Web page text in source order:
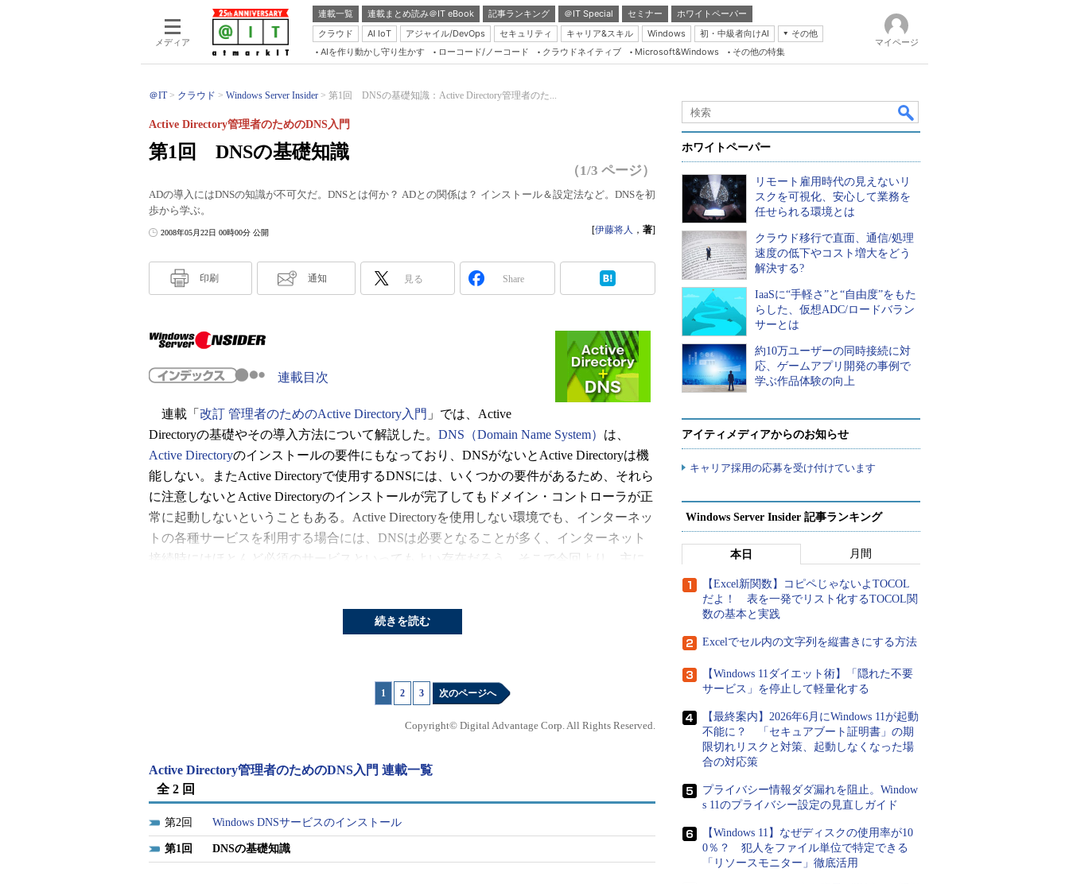
メディア
連載一覧 連載まとめ読み＠IT eBook 記事ランキング ＠IT Special セミナー
ホワイトペーパー
クラウド
AI IoT アジャイル/DevOps セキュリティ キャリア&スキル Windows 初・中級者向けAI
その他
Server & Storage
Database Expert
Master of IP Network
Security & Trust
Test & Tools
ブログ
AIを作り動かし守り生かす ローコード/ノーコード クラウドネイティブ Microsoft&Windows その他の特集
マイページ
＠IT クラウド Windows Server Insider 第1回 DNSの基礎知識：Active Directory管理者のた...
第1回 DNSの基礎知識
Active Directory管理者のためのDNS入門
（1/3 ページ）
ADの導入にはDNSの知識が不可欠だ。DNSとは何か？ ADとの関係は？ インストール＆設定法など。DNSを初
歩から学ぶ。
2008年05月22日 00時00分 公開 [伊藤将人 ， 著]
印刷 通知 見る Share
連載目次
連載「 改訂 管理者のためのActive Directory入門 」では、Active
Directoryの基礎やその導入方法について解説した。 DNS（Domain Name System） は、
Active Directoryのインストールの要件にもなっており、DNSがないとActive Directoryは機
能しない。またActive Directoryで使用するDNSには、いくつかの要件があるため、それら
に注意しないとActive Directoryのインストールが完了してもドメイン・コントローラが正
常に起動しないということもある。Active Directoryを使用しない環境でも、インターネッ
トの各種サービスを利用する場合には、DNSは必要となることが多く、インターネット
接続時にはほとんど必須のサービスといってもよい存在だろう。そこで今回より、主に
第4回 Windows DNSサービスの管理作業
Active Directoryを利用するためにはDNSが必須である。Active Directoryで使用するDNSにはいくつ
かの要件があるため、それらに注意しないとドメイン・コントローラが正常に起動しないというこ
ともある。本連載では、Active Directory環境を構築するために必要な、Windows ServerのDNSの導
である。Active Directory用にいくつかの特殊なゾーンやレコードが定義されていることが確認でき
る。
続きを読む
1 2 3 次のページへ
Copyright© Digital Advantage Corp. All Rights Reserved.
Active Directory管理者のためのDNS入門 連載一覧
全 2 回
2 Windows DNSサービスのインストール
1 DNSの基礎知識
ホワイトペーパー
リモート雇用時代の見えないリ
スクを可視化、安心して業務を
任せられる環境とは
クラウド移行で直面、通信/処理
速度の低下やコスト増大をどう
解決する?
IaaSに“手軽さ”と“自由度”をもた
らした、仮想ADC/ロードバラン
サーとは
約10万ユーザーの同時接続に対
応、ゲームアプリ開発の事例で
学ぶ作品体験の向上
アイティメディアからのお知らせ
キャリア採用の応募を受け付けています
Windows Server Insider 記事ランキング
本日 月間
【Excel新関数】コピペじゃないよTOCOL
だよ！ 表を一発でリスト化するTOCOL関
数の基本と実践
Excelでセル内の文字列を縦書きにする方法
【Windows 11ダイエット術】「隠れた不要
サービス」を停止して軽量化する
【最終案内】2026年6月にWindows 11が起動
不能に？ 「セキュアブート証明書」の期
限切れリスクと対策、起動しなくなった場
合の対応策
プライバシー情報ダダ漏れを阻止。Window
s 11のプライバシー設定の見直しガイド
【Windows 11】なぜディスクの使用率が10
0％？ 犯人をファイル単位で特定できる
「リソースモニター」徹底活用